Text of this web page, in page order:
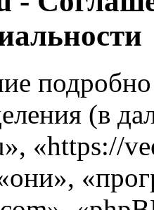
(в
«https://